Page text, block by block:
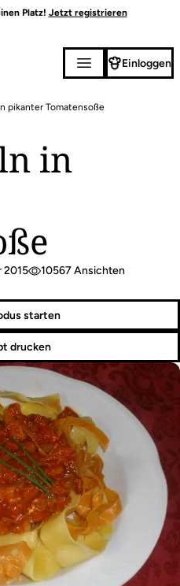
Platz! Jetzt registrieren
Einloggen
pikanter Tomatensoße
in
2015
10567 Ansichten
starten
drucken